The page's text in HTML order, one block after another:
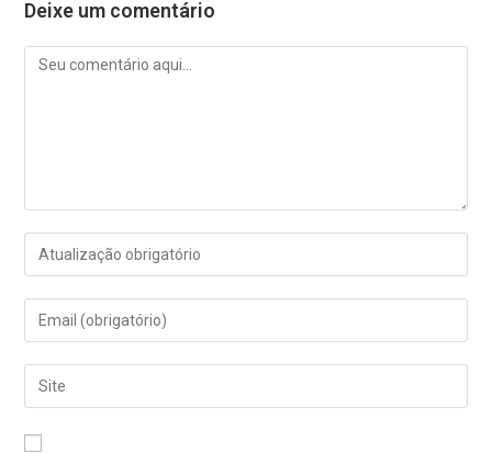
Deixe um comentário